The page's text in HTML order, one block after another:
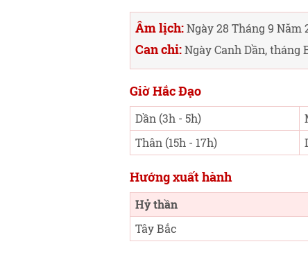
Âm lịch:Ngày 28 Tháng 9 Năm
Can chi:Ngày Canh Dần, tháng
Giờ Hắc Đạo
Dần (3h - 5h)
Thân (15h - 17h)
Hướng xuất hành
Hỷ thần
Tây Bắc